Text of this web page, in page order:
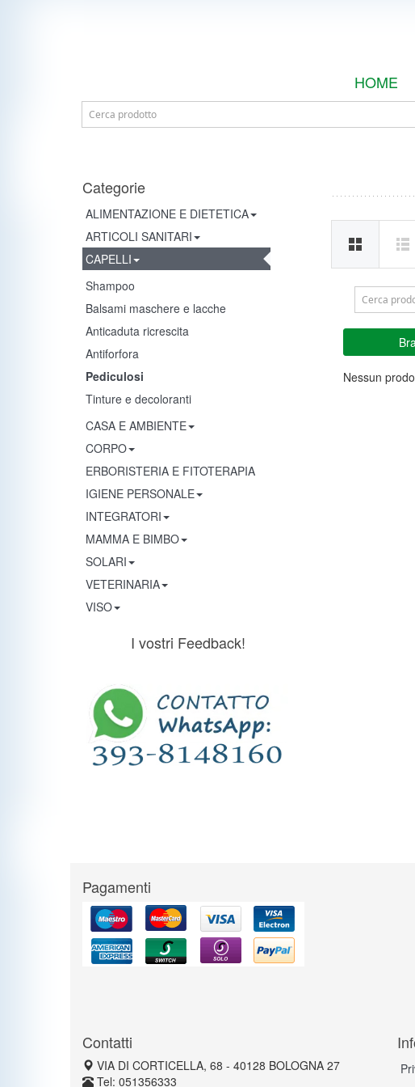
HOME
Nessun
Categorie
ALIMENTAZIONE E DIETETICA
ARTICOLI SANITARI
CAPELLI
Shampoo
Balsami maschere e lacche
Anticaduta ricrescita
Antiforfora
Pediculosi
Tinture e decoloranti
CASA E AMBIENTE
CORPO
ERBORISTERIA E FITOTERAPIA
IGIENE PERSONALE
INTEGRATORI
MAMMA E BIMBO
SOLARI
VETERINARIA
VISO
I vostri Feedback!
Pagamenti
Contatti
VIA DI CORTICELLA, 68 - 40128 BOLOGNA 27
Tel: 051356333